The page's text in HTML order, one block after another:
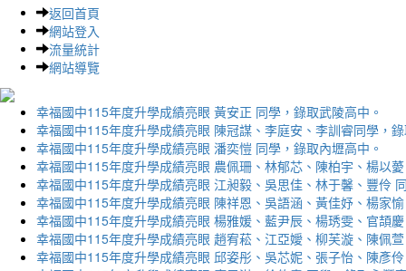
返回首頁
網站登入
流量統計
網站導覽
幸福國中115年度升學成績亮眼 黃安正 同學，錄取武陵高中。
幸福國中115年度升學成績亮眼 陳冠謀、李庭安、李訓睿同學，
幸福國中115年度升學成績亮眼 潘奕愷 同學，錄取內壢高中。
幸福國中115年度升學成績亮眼 農佩珊、林郁芯、陳柏宇、楊以
幸福國中115年度升學成績亮眼 江昶毅、吳思佳、林于馨、豐伶
幸福國中115年度升學成績亮眼 陳祥恩、吳語涵、黃佳妤、楊家
幸福國中115年度升學成績亮眼 楊雅媛、藍尹辰、楊琇雯、官頡
幸福國中115年度升學成績亮眼 趙宥菘、江亞嬡、柳芙漩、陳佩
幸福國中115年度升學成績亮眼 邱姿彤、吳芯妮、張子怡、陳彥